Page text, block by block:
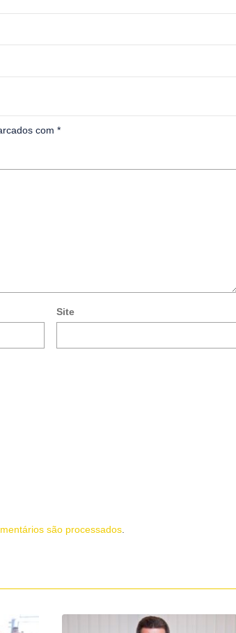
com *
Site
são processados